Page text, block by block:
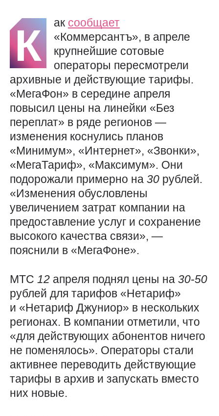
К ак сообщает
«Коммерсантъ», в апреле
крупнейшие сотовые
операторы пересмотрели
архивные и действующие тарифы.
«МегаФон» в середине апреля
повысил цены на линейки «Без
переплат» в ряде регионов —
изменения коснулись планов
«Минимум», «Интернет», «Звонки»,
«МегаТариф», «Максимум». Они
подорожали примерно на 30 рублей.
«Изменения обусловлены
увеличением затрат компании на
предоставление услуг и сохранение
высокого качества связи», —
пояснили в «МегаФоне».
МТС 12 апреля поднял цены на 30-50
рублей для тарифов «Нетариф»
и «Нетариф Джуниор» в нескольких
регионах. В компании отметили, что
«для действующих абонентов ничего
не поменялось». Операторы стали
активнее переводить действующие
тарифы в архив и запускать вместо
них новые.